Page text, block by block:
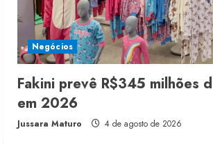
Negócios
Fakini prevê R$345 milhões
em 2026
Jussara Maturo 4 de agosto de 2026